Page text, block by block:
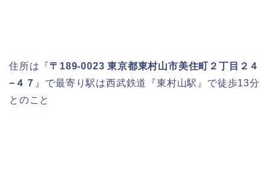
住所は『〒189-0023 東京都東村山市美住町２丁目２４
−４７ 』で最寄り駅は西武鉄道『東村山駅』で徒歩13分
とのこと